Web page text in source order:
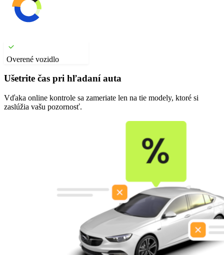
Overené vozidlo
Ušetrite čas pri hľadaní auta
Vďaka online kontrole sa zameriate len na tie modely, ktoré si
zaslúžia vašu pozornosť.